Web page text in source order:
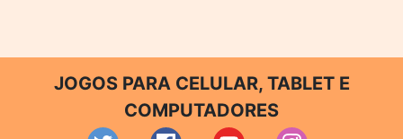
JOGOS PARA CELULAR, TABLET E
COMPUTADORES